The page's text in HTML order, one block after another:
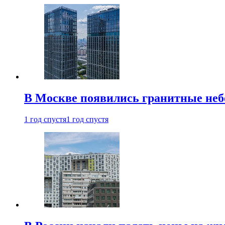
В Москве появились гранитные
1 год спустя1 год спустя